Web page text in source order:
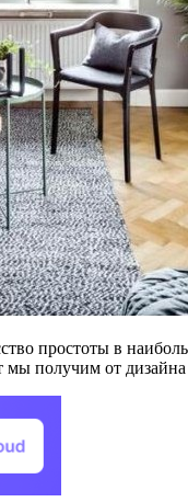
простоты в
получим от дизайна